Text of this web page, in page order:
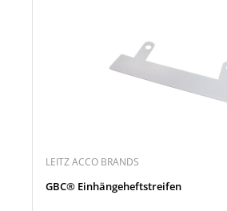
LEITZ ACCO BRANDS
GBC® Einhängeheftstreifen